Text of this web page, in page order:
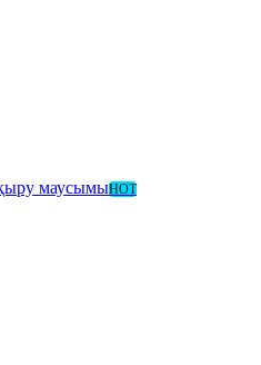
маусымыHOT